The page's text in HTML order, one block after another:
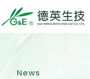
News